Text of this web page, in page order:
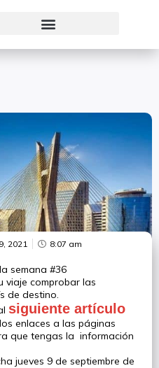
2021 8:07 am
semana #36
viaje comprobar las
de destino.
siguiente artículo
enlaces a las páginas
que tengas la información
jueves 9 de septiembre de